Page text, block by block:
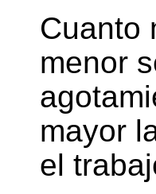
Cuanto
menor
mayor
el